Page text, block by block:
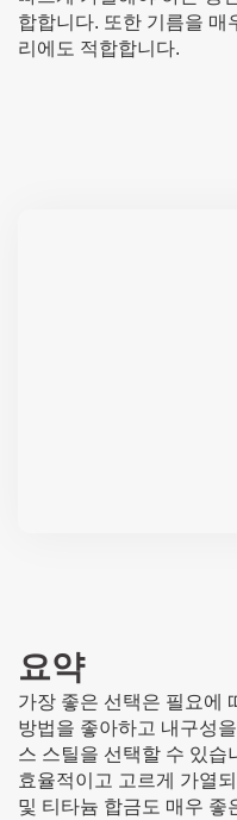
합합니다. 또한 기름을 매
리에도 적합합니다.
요약
가장 좋은 선택은 필요에
방법을 좋아하고 내구성
스 스틸을 선택할 수 있습
효율적이고 고르게 가열
및 티타늄 합금도 매우 좋